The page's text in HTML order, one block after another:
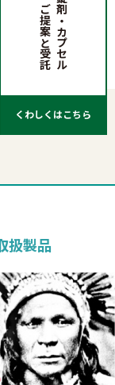
くわしくはこちら
扱製品